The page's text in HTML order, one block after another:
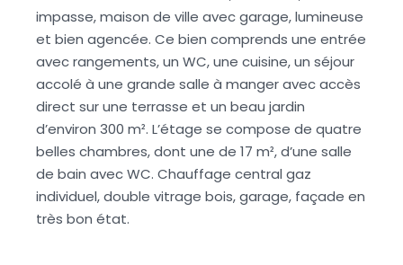
impasse, maison de ville avec garage, lumineuse
et bien agencée. Ce bien comprends une entrée
avec rangements, un WC, une cuisine, un séjour
accolé à une grande salle à manger avec accès
direct sur une terrasse et un beau jardin
d’environ 300 m². L’étage se compose de quatre
belles chambres, dont une de 17 m², d’une salle
de bain avec WC. Chauffage central gaz
individuel, double vitrage bois, garage, façade en
très bon état.